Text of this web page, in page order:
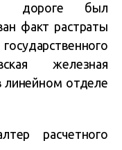
дороге был
факт растраты
железная
отделе
расчетного